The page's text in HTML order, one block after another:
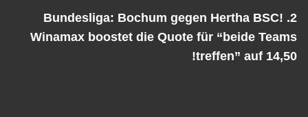
2. Bundesliga: Bochum gegen Hertha BSC!
Winamax boostet die Quote für “beide Teams
treffen” auf 14,50!